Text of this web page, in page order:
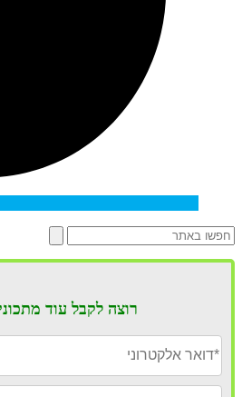
רוצה לקבל עוד